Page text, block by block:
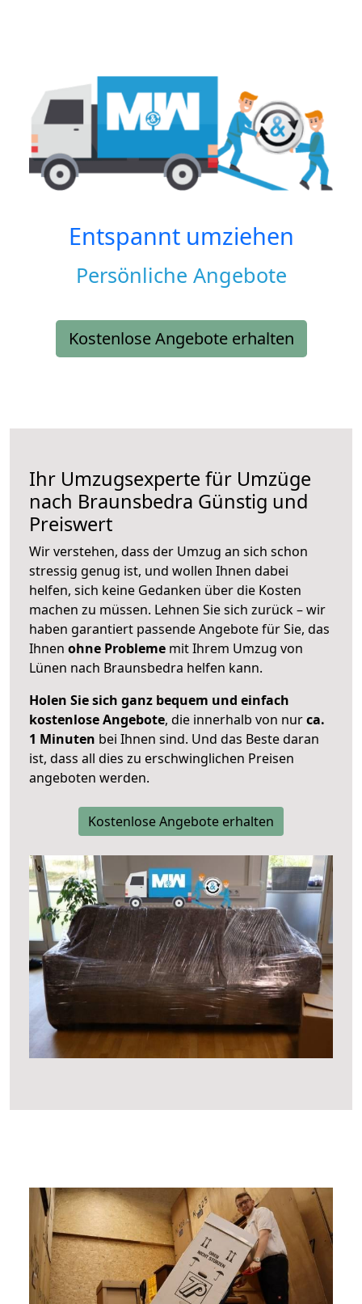
Entspannt umziehen
Persönliche Angebote
Kostenlose Angebote erhalten
Ihr Umzugsexperte für Umzüge
nach Braunsbedra Günstig und
Preiswert
Wir verstehen, dass der Umzug an sich schon
stressig genug ist, und wollen Ihnen dabei
helfen, sich keine Gedanken über die Kosten
machen zu müssen. Lehnen Sie sich zurück – wir
haben garantiert passende Angebote für Sie, das
Ihnen ohne Probleme mit Ihrem Umzug von
Lünen nach Braunsbedra helfen kann.
Holen Sie sich ganz bequem und einfach
kostenlose Angebote, die innerhalb von nurca.
1 Minuten bei Ihnen sind. Und das Beste daran
ist, dass all dies zu erschwinglichen Preisen
angeboten werden.
Kostenlose Angebote erhalten